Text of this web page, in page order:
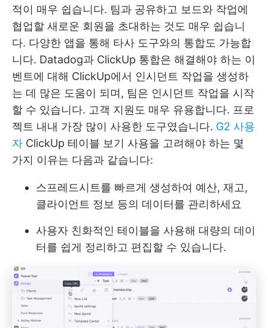
적이 매우 쉽습니다. 팀과 공유하고 보드와 작업에
협업할 새로운 회원을 초대하는 것도 매우 쉽습니
다. 다양한 앱을 통해 타사 도구와의 통합도 가능합
니다. Datadog과 ClickUp 통합은 해결해야 하는 이
벤트에 대해 ClickUp에서 인시던트 작업을 생성하
는 데 많은 도움이 되며, 팀은 인시던트 작업을 시작
할 수 있습니다. 고객 지원도 매우 유용합니다. 프로
젝트 내내 가장 많이 사용한 도구였습니다. G2 사용
자 ClickUp 테이블 보기 사용을 고려해야 하는 몇
가지 이유는 다음과 같습니다:
스프레드시트를 빠르게 생성하여 예산, 재고,
클라이언트 정보 등의 데이터를 관리하세요
사용자 친화적인 테이블을 사용해 대량의 데이
터를 쉽게 정리하고 편집할 수 있습니다.